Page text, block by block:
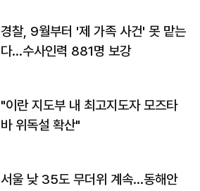
경찰, 9월부터 '제 가족 사건' 못 맡는
다…수사인력 881명 보강
"이란 지도부 내 최고지도자 모즈타
바 위독설 확산"
서울 낮 35도 무더위 계속…동해안